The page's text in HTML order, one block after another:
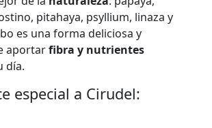
pitahaya, psyllium, linaza y
es una forma deliciosa y
aportarfibra y nutrientes
día.
especial a Cirudel: